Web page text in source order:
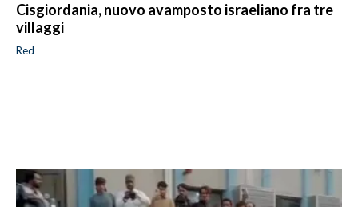
Cisgiordania, nuovo avamposto israeliano fra tre
villaggi
Red